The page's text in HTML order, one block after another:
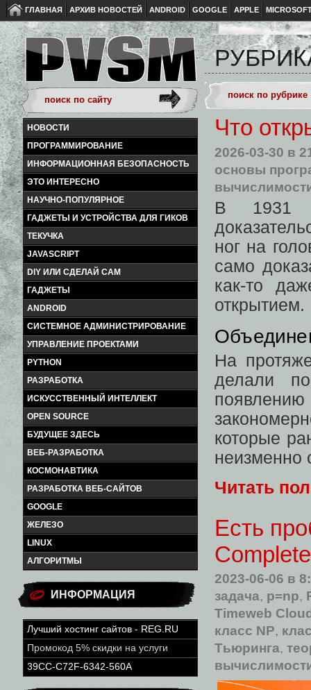
ГЛАВНАЯ АРХИВ НОВОСТЕЙ ANDROID GOOGLE APPLE
НОВОСТИ
ПРОГРАММИРОВАНИЕ
ИНФОРМАЦИОННАЯ БЕЗОПАСНОСТЬ
ЭТО ИНТЕРЕСНО
НАУЧНО-ПОПУЛЯРНОЕ
ГАДЖЕТЫ И УСТРОЙСТВА ДЛЯ ГИКОВ
ТЕКУЧКА
JAVASCRIPT
DIY ИЛИ СДЕЛАЙ САМ
ГАДЖЕТЫ
ANDROID
СИСТЕМНОЕ АДМИНИСТРИРОВАНИЕ
УПРАВЛЕНИЕ ПРОЕКТАМИ
PYTHON
РАЗРАБОТКА
ИСКУССТВЕННЫЙ ИНТЕЛЛЕКТ
OPEN SOURCE
БУДУЩЕЕ ЗДЕСЬ
ВЕБ-РАЗРАБОТКА
КОСМОНАВТИКА
РАЗРАБОТКА ВЕБ-САЙТОВ
GOOGLE
ЖЕЛЕЗО
LINUX
АЛГОРИТМЫ
ИНФОРМАЦИЯ
Лучший хостинг сайтов - REG.RU
Промокод 5% скидки на услуги
39CC-C72F-6342-560A
Что
2026-03-30 в
основы
В 1931
ног на
само
как-то
открытием.
На
делали
которые
неизменно
Читать
Есть
Complete
2023-06-06 в
задача, p=np,
Timeweb
класс NP,
Тьюринга,